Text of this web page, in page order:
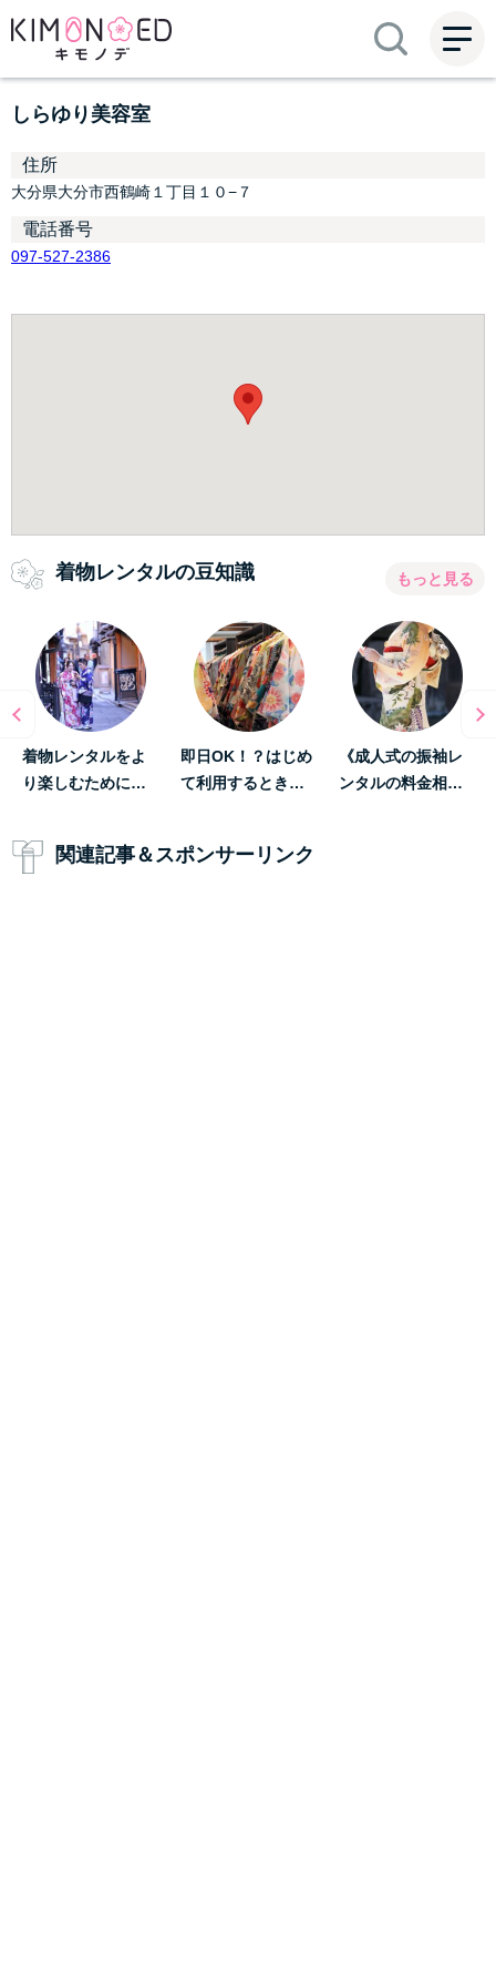
ME
NU
しらゆり美容室
住所
大分県大分市西鶴崎１丁目１０−７
電話番号
097-527-2386
着物レンタルの豆知識 もっと見る
着物レンタルをよ
り楽しむために…
即日OK！？はじめ
て利用するとき…
《成人式の振袖レ
ンタルの料金相…
関連記事＆スポンサーリンク